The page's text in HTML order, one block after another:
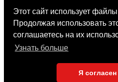
Этот сайт использует
Продолжая использовать
соглашаетесь на их
Узнать больше
Я согласен
© Copyright 2021-2026
Соглашение пользователя
Правила обработки cookie